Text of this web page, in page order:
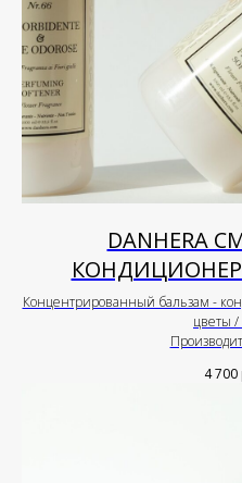
DANHERA
Концентрированный бальзам -
цветы
4 700